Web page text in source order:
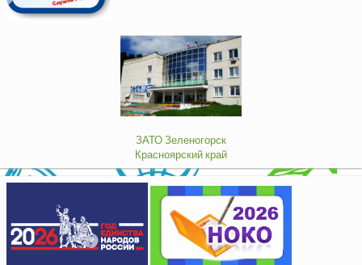
ЗАТО Зеленогорск
Красноярский край